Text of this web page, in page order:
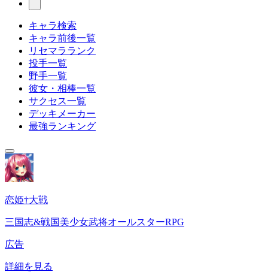
キャラ検索
キャラ前後一覧
リセマラランク
投手一覧
野手一覧
彼女・相棒一覧
サクセス一覧
デッキメーカー
最強ランキング
恋姫†大戦
三国志&戦国美少女武将オールスターRPG
広告
詳細を見る